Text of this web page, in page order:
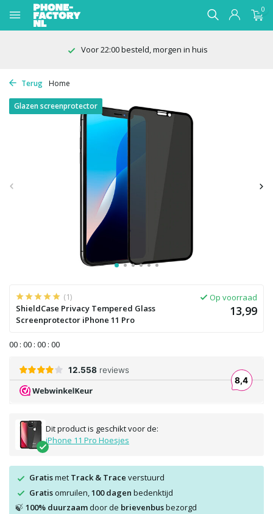
0
Voor 22:00 besteld, morgen in huis
Terug Home
Glazen screenprotector
(1)
ShieldCase Privacy Tempered Glass
Screenprotector iPhone 11 Pro
Op voorraad
13,99
00 : 00 : 00 : 00
Dit product is geschikt voor de:
iPhone 11 Pro Hoesjes
Gratismet Track & Trace verstuurd
Gratisomruilen, 100 dagen bedenktijd
🍃 100% duurzaamdoor de brievenbusbezorgd